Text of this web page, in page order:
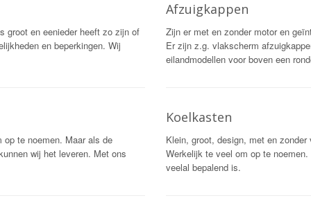
groot en eenieder heeft zo zijn of
en beperkingen. Wij
op te noemen. Maar als de
wij het leveren. Met ons
Afzuigkappen
Zijn er met en zonder motor en
Er zijn z.g. vlakscherm
eilandmodellen voor boven een
Koelkasten
Klein, groot, design, met en
Werkelijk te veel om op te
veelal bepalend is.